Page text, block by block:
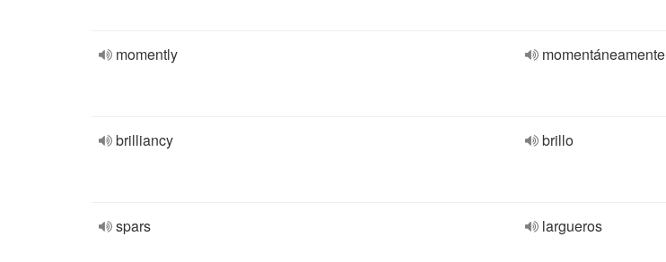
momently momentáneamente
brilliancy brillo
spars largueros